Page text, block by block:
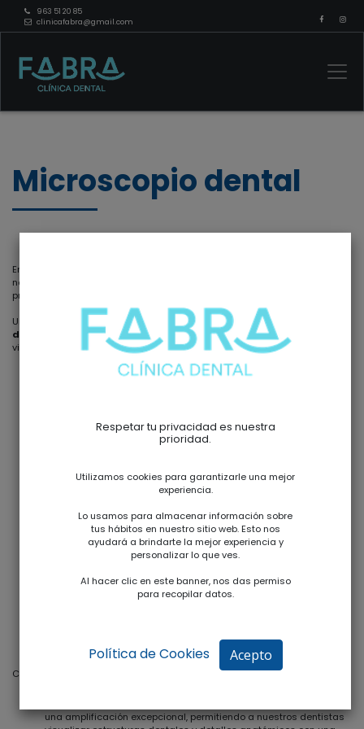
963 51 20 85
clinicafabra@gmail.com
Microscopio dental
En la
nos lleva a incorporar tecnologías de vanguardia para mejorar la
precisión y calidad de nuestros procedimientos.
Un componente esencial en nuestro compromiso con la
de precisión es el Microscopio Dental
, una herramienta que eleva la
visualización a niveles extraordinarios.
Características Destacadas del Microscopio Dental en Clínica Fabra:
una amplificación excepcional, permitiendo a nuestros dentistas
Respetar tu privacidad es nuestra
prioridad.
Utilizamos cookies para garantizarle una mejor
experiencia.
Lo usamos para almacenar información sobre
tus hábitos en nuestro sitio web. Esto nos
ayudará a brindarte la mejor experiencia y
personalizar lo que ves.
Al hacer clic en este banner, nos das permiso
para recopilar datos.
Política de Cookies Acepto